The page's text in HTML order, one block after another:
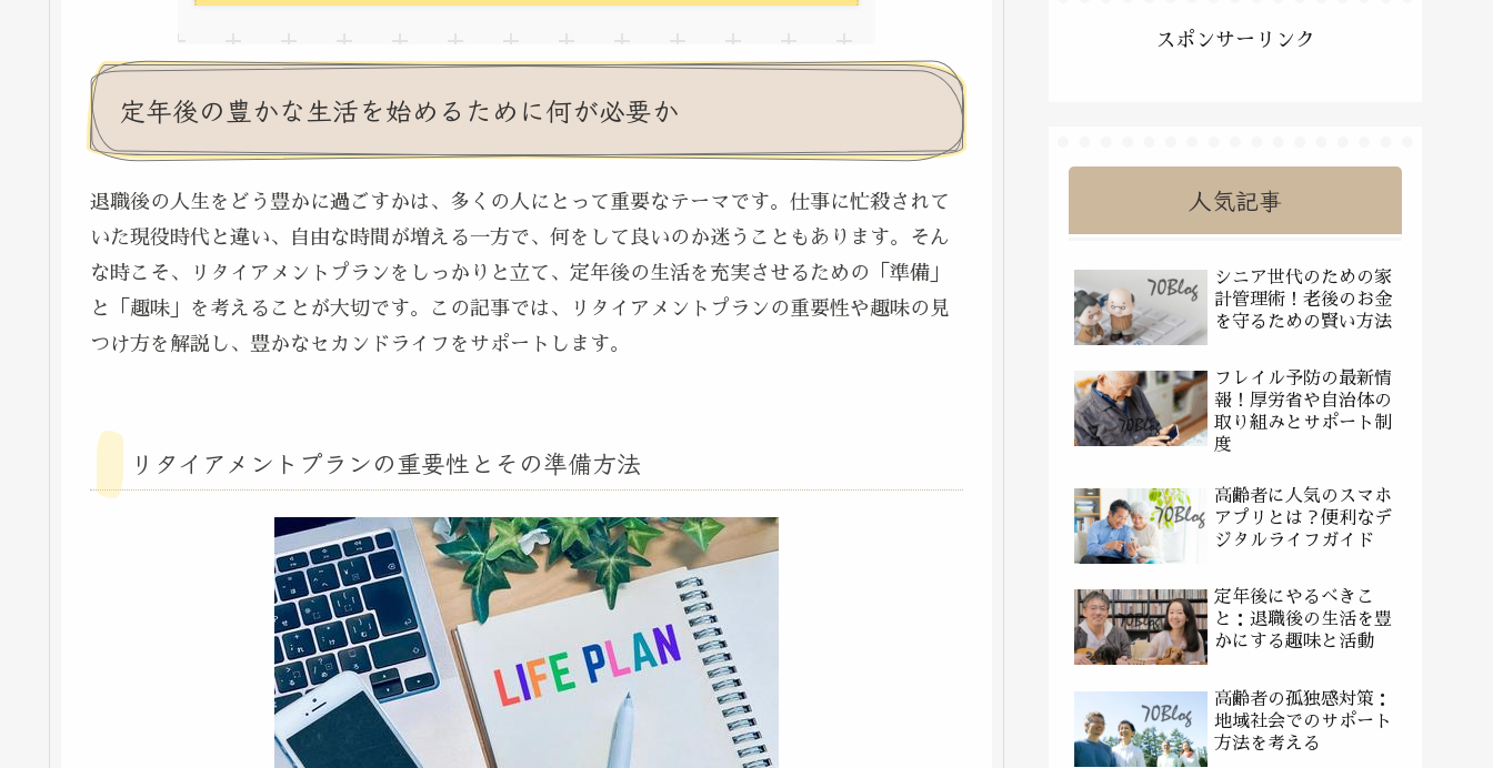
定年後の豊かな生活を始めるために何が必要か
退職後の人生をどう豊かに過ごすかは、多くの人にとって重要なテーマです。仕事に忙殺されて
いた現役時代と違い、自由な時間が増える一方で、何をして良いのか迷うこともあります。そん
な時こそ、リタイアメントプランをしっかりと立て、定年後の生活を充実させるための「準備」
と「趣味」を考えることが大切です。この記事では、リタイアメントプランの重要性や趣味の見
つけ方を解説し、豊かなセカンドライフをサポートします。
リタイアメントプランの重要性とその準備方法
スポンサーリンク
人気記事
シニア世代のための家
計管理術！老後のお金
を守るための賢い方法
フレイル予防の最新情
報！厚労省や自治体の
取り組みとサポート制
度
高齢者に人気のスマホ
アプリとは？便利なデ
ジタルライフガイド
定年後にやるべきこ
と：退職後の生活を豊
かにする趣味と活動
高齢者の孤独感対策：
地域社会でのサポート
方法を考える